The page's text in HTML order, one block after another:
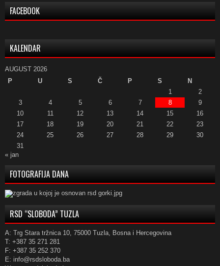
FACEBOOK
KALENDAR
AUGUST 2026
P
U S Č P S
N
1
2
3
4 5 6 7 8
9
10
11 12 13 14 15
16
17
18 19 20 21 22
23
24
25 26 27 28 29
30
31
« jan
FOTOGRAFIJA DANA
RSD “SLOBODA” TUZLA
A: Trg Stara tržnica 10, 75000 Tuzla, Bosna i Hercegovina
T: +387 35 271 281
F: +387 35 252 370
E: info@rsdsloboda.ba